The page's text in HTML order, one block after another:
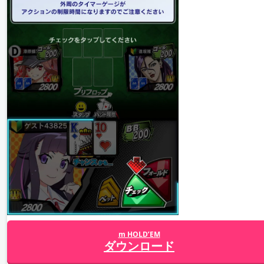
m HOLD’EM
ダウンロード